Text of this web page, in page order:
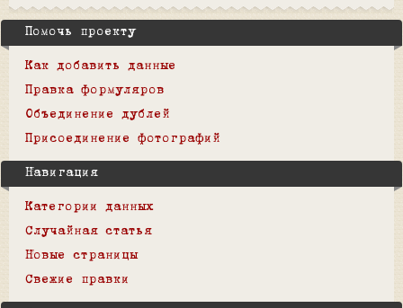
Помочь проекту
Как добавить данные
Правка формуляров
Объединение дублей
Присоединение фотографий
Навигация
Категории данных
Случайная статья
Новые страницы
Свежие правки